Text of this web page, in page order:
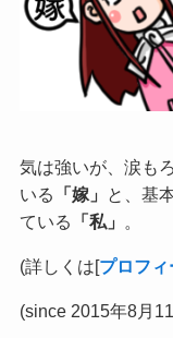
気は強いが、涙も
いる
「嫁」
と、基
ている
「私」 。
(詳しくは[プロフィ
(since 2015年8月